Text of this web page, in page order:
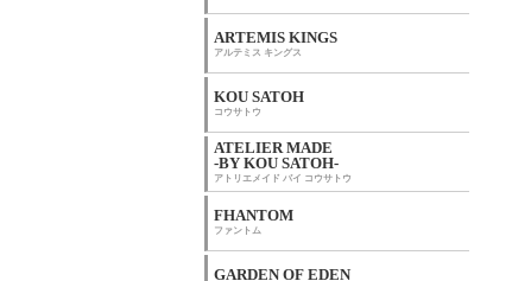
ARTEMIS KINGS
アルテミス キングス
KOU SATOH
コウサトウ
ATELIER MADE
-BY KOU SATOH-
アトリエメイド バイ コウサトウ
FHANTOM
ファントム
GARDEN OF EDEN